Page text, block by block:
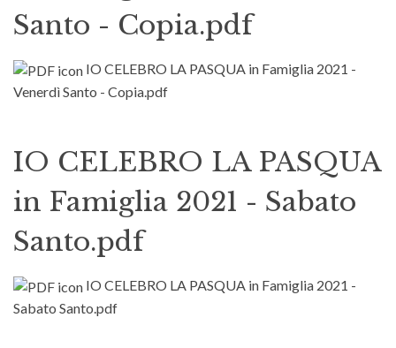
Santo - Copia.pdf
IO CELEBRO LA PASQUA in Famiglia 2021 -
Venerdì Santo - Copia.pdf
IO CELEBRO LA PASQUA
in Famiglia 2021 - Sabato
Santo.pdf
IO CELEBRO LA PASQUA in Famiglia 2021 -
Sabato Santo.pdf